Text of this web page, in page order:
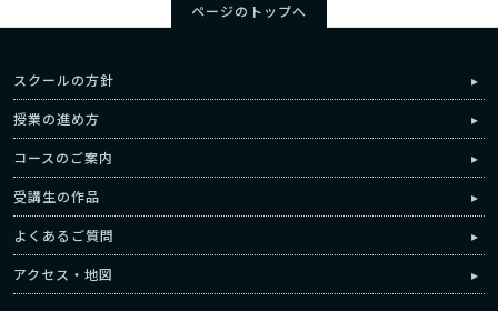
ページのトップへ
スクールの方針
授業の進め方
コースのご案内
受講生の作品
よくあるご質問
アクセス・地図